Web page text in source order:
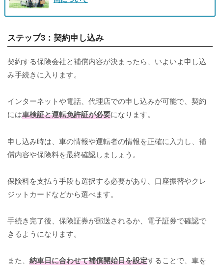
ステップ3：契約申し込み
契約する保険会社と補償内容が決まったら、いよいよ申し込
み手続きに入ります。
インターネットや電話、代理店での申し込みが可能で、契約
には車検証と運転免許証が必要になります。
申し込み時は、車の情報や運転者の情報を正確に入力し、補
償内容や保険料を最終確認しましょう。
保険料を支払う手段も選択する必要があり、口座振替やクレ
ジットカードなどから選べます。
手続き完了後、保険証券が郵送されるか、電子証券で確認で
きるようになります。
また、 納車日に合わせて補償開始日を設定することで、車を